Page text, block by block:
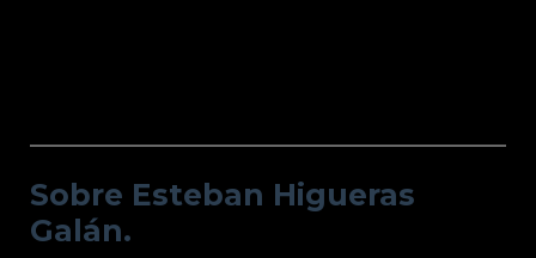
Sobre Esteban Higueras
Galán.